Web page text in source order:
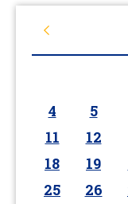
4
5
11
12
18
19
25
26